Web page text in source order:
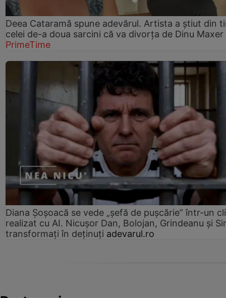
Deea Cataramă spune adevărul. Artista a știut din
celei de-a doua sarcini că va divorța de Dinu Maxer
PrimeTime
Diana Șoșoacă se vede „șefă de pușcărie” într-un
realizat cu AI. Nicușor Dan, Bolojan, Grindeanu și
transformați în deținuți adevarul.ro